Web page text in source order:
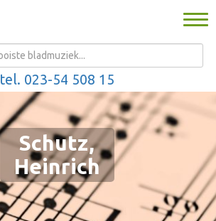
tel. 023-54 508 15
MENU
Schutz,
Heinrich